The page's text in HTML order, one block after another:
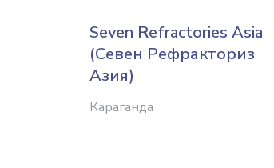
Seven Refractories Asia
(Севен Рефракториз
Азия)
Караганда